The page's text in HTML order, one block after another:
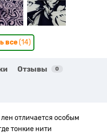
все(14)
Отзывы 0
отличается особым
тонкие нити